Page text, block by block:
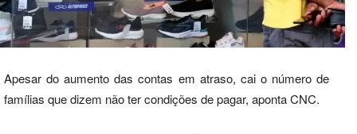
Apesar do aumento das contas em atraso, cai o número de
famílias que dizem não ter condições de pagar, aponta CNC.